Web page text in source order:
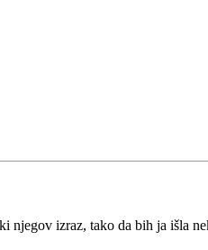
njegov izraz, tako da bih ja išla